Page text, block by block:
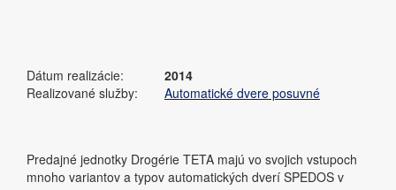
Dátum realizácie:
2014
Realizované služby:
Automatické dvere posuvné
Predajné jednotky Drogérie TETA majú vo svojich vstupoch
mnoho variantov a typov automatických dverí SPEDOS v